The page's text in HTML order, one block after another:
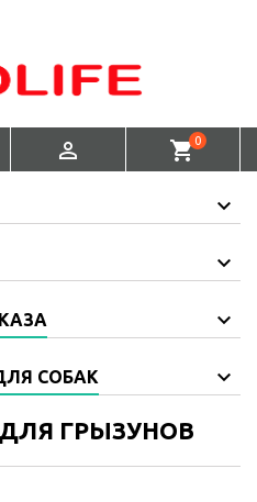
 shopping_cart0
СОБАК
ГРЫЗУНОВ